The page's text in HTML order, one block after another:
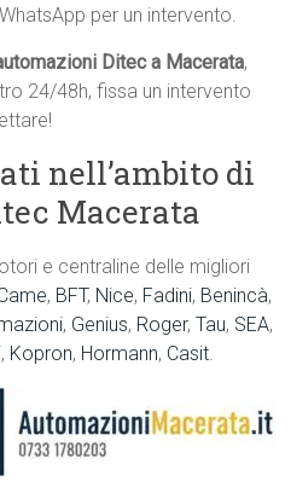
per un intervento.
Ditec a Macerata,
24/48h, fissa un intervento
nell’ambito di
Macerata
e centraline delle migliori
, BFT, Nice, Fadini, Benincà,
, Genius, Roger,Tau, SEA,
, Kopron, Hormann, Casit.